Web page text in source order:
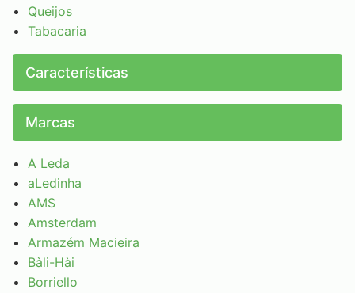
Queijos
Tabacaria
Características
Marcas
A Leda
aLedinha
AMS
Amsterdam
Armazém Macieira
Bàli-Hài
Borriello